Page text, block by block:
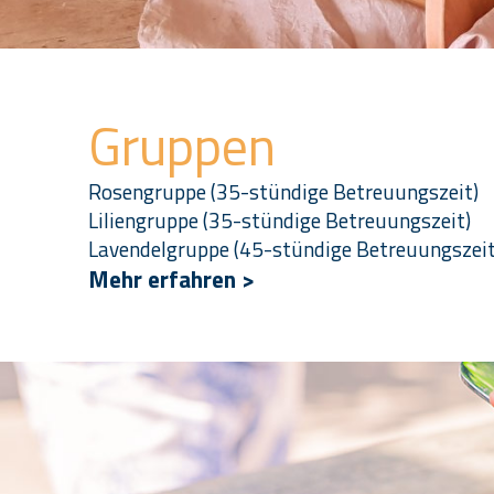
Gruppen
Rosengruppe (35-stündige Betreuungszeit)
Liliengruppe (35-stündige Betreuungszeit)
Lavendelgruppe (45-stündige
Mehr erfahren >